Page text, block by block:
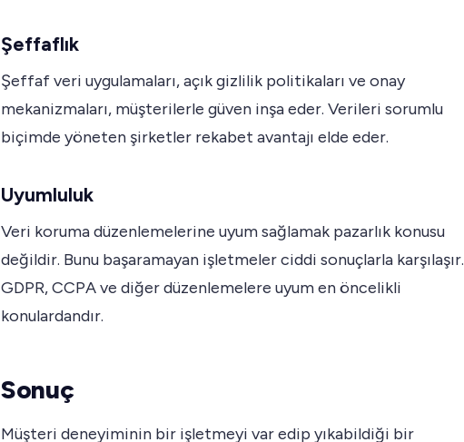
Şeffaflık
Şeffaf veri uygulamaları, açık gizlilik politikaları ve onay
mekanizmaları, müşterilerle güven inşa eder. Verileri sorumlu
biçimde yöneten şirketler rekabet avantajı elde eder.
Uyumluluk
Veri koruma düzenlemelerine uyum sağlamak pazarlık konusu
değildir. Bunu başaramayan işletmeler ciddi sonuçlarla karşılaşır.
GDPR, CCPA ve diğer düzenlemelere uyum en öncelikli
konulardandır.
Sonuç
Müşteri deneyiminin bir işletmeyi var edip yıkabildiği bir